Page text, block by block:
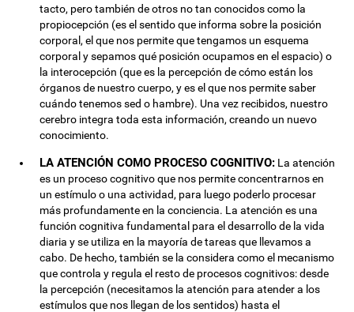
tacto, pero también de otros no tan conocidos como la
propiocepción (es el sentido que informa sobre la posición
corporal, el que nos permite que tengamos un esquema
corporal y sepamos qué posición ocupamos en el espacio) o
la interocepción (que es la percepción de cómo están los
órganos de nuestro cuerpo, y es el que nos permite saber
cuándo tenemos sed o hambre). Una vez recibidos, nuestro
cerebro integra toda esta información, creando un nuevo
conocimiento.
LA ATENCIÓN COMO PROCESO COGNITIVO: La atención
es un proceso cognitivo que nos permite concentrarnos en
un estímulo o una actividad, para luego poderlo procesar
más profundamente en la conciencia. La atención es una
función cognitiva fundamental para el desarrollo de la vida
diaria y se utiliza en la mayoría de tareas que llevamos a
cabo. De hecho, también se la considera como el mecanismo
que controla y regula el resto de procesos cognitivos: desde
la percepción (necesitamos la atención para atender a los
estímulos que nos llegan de los sentidos) hasta el